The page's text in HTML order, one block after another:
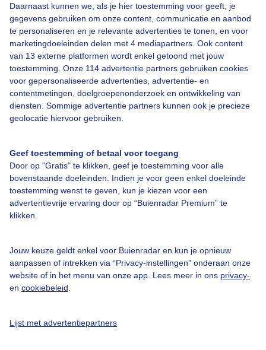
Daarnaast kunnen we, als je hier toestemming voor geeft, je
gegevens gebruiken om onze content, communicatie en aanbod
te personaliseren en je relevante advertenties te tonen, en voor
marketingdoeleinden delen met 4 mediapartners. Ook content
van 13 externe platformen wordt enkel getoond met jouw
toestemming. Onze 114 advertentie partners gebruiken cookies
voor gepersonaliseerde advertenties, advertentie- en
contentmetingen, doelgroepenonderzoek en ontwikkeling van
diensten. Sommige advertentie partners kunnen ook je precieze
geolocatie hiervoor gebruiken.
Geef toestemming of betaal voor toegang
Door op "Gratis" te klikken, geef je toestemming voor alle
bovenstaande doeleinden. Indien je voor geen enkel doeleinde
toestemming wenst te geven, kun je kiezen voor een
advertentievrije ervaring door op “Buienradar Premium” te
klikken.
Jouw keuze geldt enkel voor Buienradar en kun je opnieuw
aanpassen of intrekken via “Privacy-instellingen” onderaan onze
website of in het menu van onze app. Lees meer in ons privacy-
en cookiebeleid
Lijst met advertentiepartners
Een moment geduld aub...
Over Buienradar
Veelgestelde vragen
Contact
Toegankelijkheid
Buienradar Team
Privacy instellingen